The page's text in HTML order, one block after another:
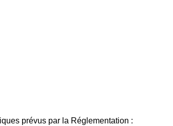
prévus par la Réglementation :